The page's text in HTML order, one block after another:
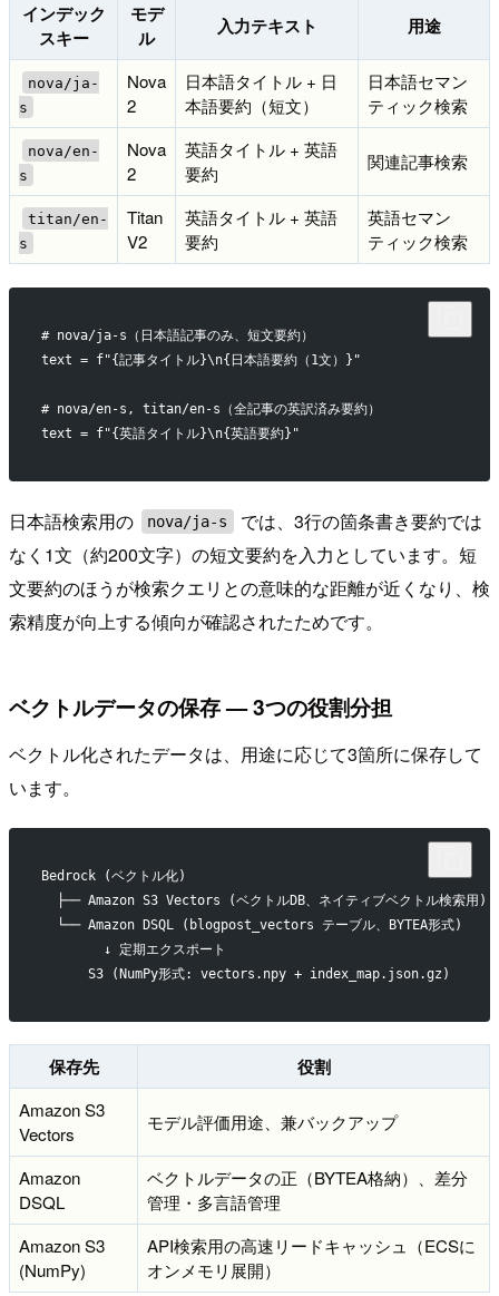
インデック
スキー
モデ
ル
入力テキスト 用途
nova/ja-
s
Nova
2
日本語タイトル + 日
本語要約（短文）
日本語セマン
ティック検索
nova/en-
s
Nova
2
英語タイトル + 英語
要約
関連記事検索
titan/en-
s
Titan
V2
英語タイトル + 英語
要約
英語セマン
ティック検索
# nova/ja-s（日本語記事のみ、短文要約）
text = f"{記事タイトル}\n{日本語要約（1文）}"
# nova/en-s, titan/en-s（全記事の英訳済み要約）
text = f"{英語タイトル}\n{英語要約}"
日本語検索用の nova/ja-s
では、3行の箇条書き要約では
なく1文（約200文字）の短文要約を入力としています。短
文要約のほうが検索クエリとの意味的な距離が近くなり、検
索精度が向上する傾向が確認されたためです。
ベクトルデータの保存 — 3つの役割分担
ベクトル化されたデータは、用途に応じて3箇所に保存して
います。
Bedrock (ベクトル化)
  ├── Amazon S3 Vectors (ベクトルDB、ネイティブベクトル検索用)
  └── Amazon DSQL (blogpost_vectors テーブル、BYTEA形式)
        ↓ 定期エクスポート
      S3 (NumPy形式: vectors.npy + index_map.json.gz)
保存先 役割
Amazon S3
Vectors
モデル評価用途、兼バックアップ
Amazon
DSQL
ベクトルデータの正（BYTEA格納）、差分
管理・多言語管理
Amazon S3
(NumPy)
API検索用の高速リードキャッシュ（ECSに
オンメモリ展開）